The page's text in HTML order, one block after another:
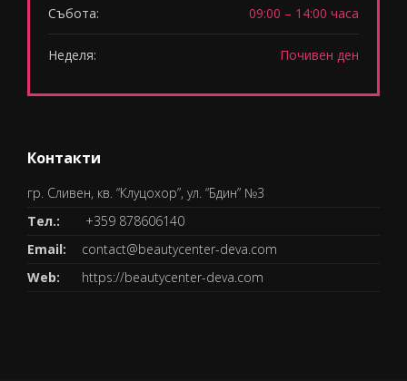
Събота: 09:00 – 14:00 часа
Неделя: Почивен ден
Контакти
гр. Сливен, кв. “Клуцохор”, ул. “Бдин” №3
Тел.:
+359 878606140
Email:
contact@beautycenter-deva.com
Web:
https://beautycenter-deva.com